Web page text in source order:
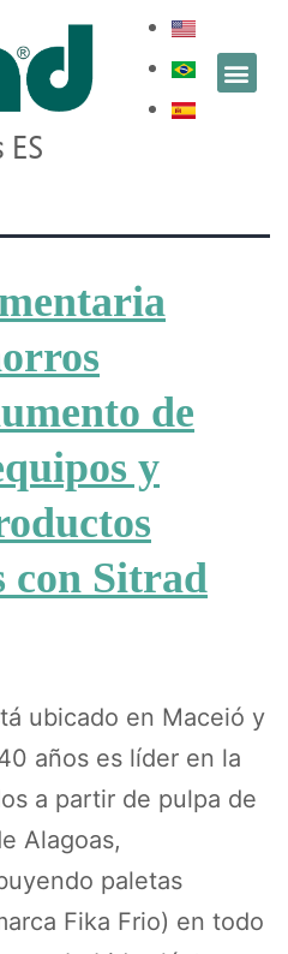
de
y
con Sitrad
ubicado en Maceió y
años es líder en la
a partir de pulpa de
Alagoas,
paletas
Fika Frio) en todo